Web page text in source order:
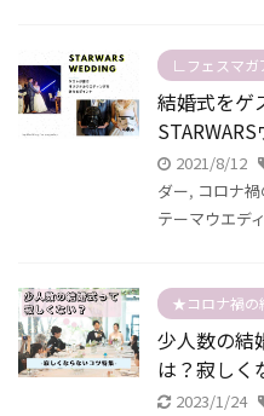
∟フェスマガ
結婚式をゲ
2021/8/12
ダー, コロナ
テーマウエデ
★コロナ禍
少人数の結
は？寂しく
2023/1/24